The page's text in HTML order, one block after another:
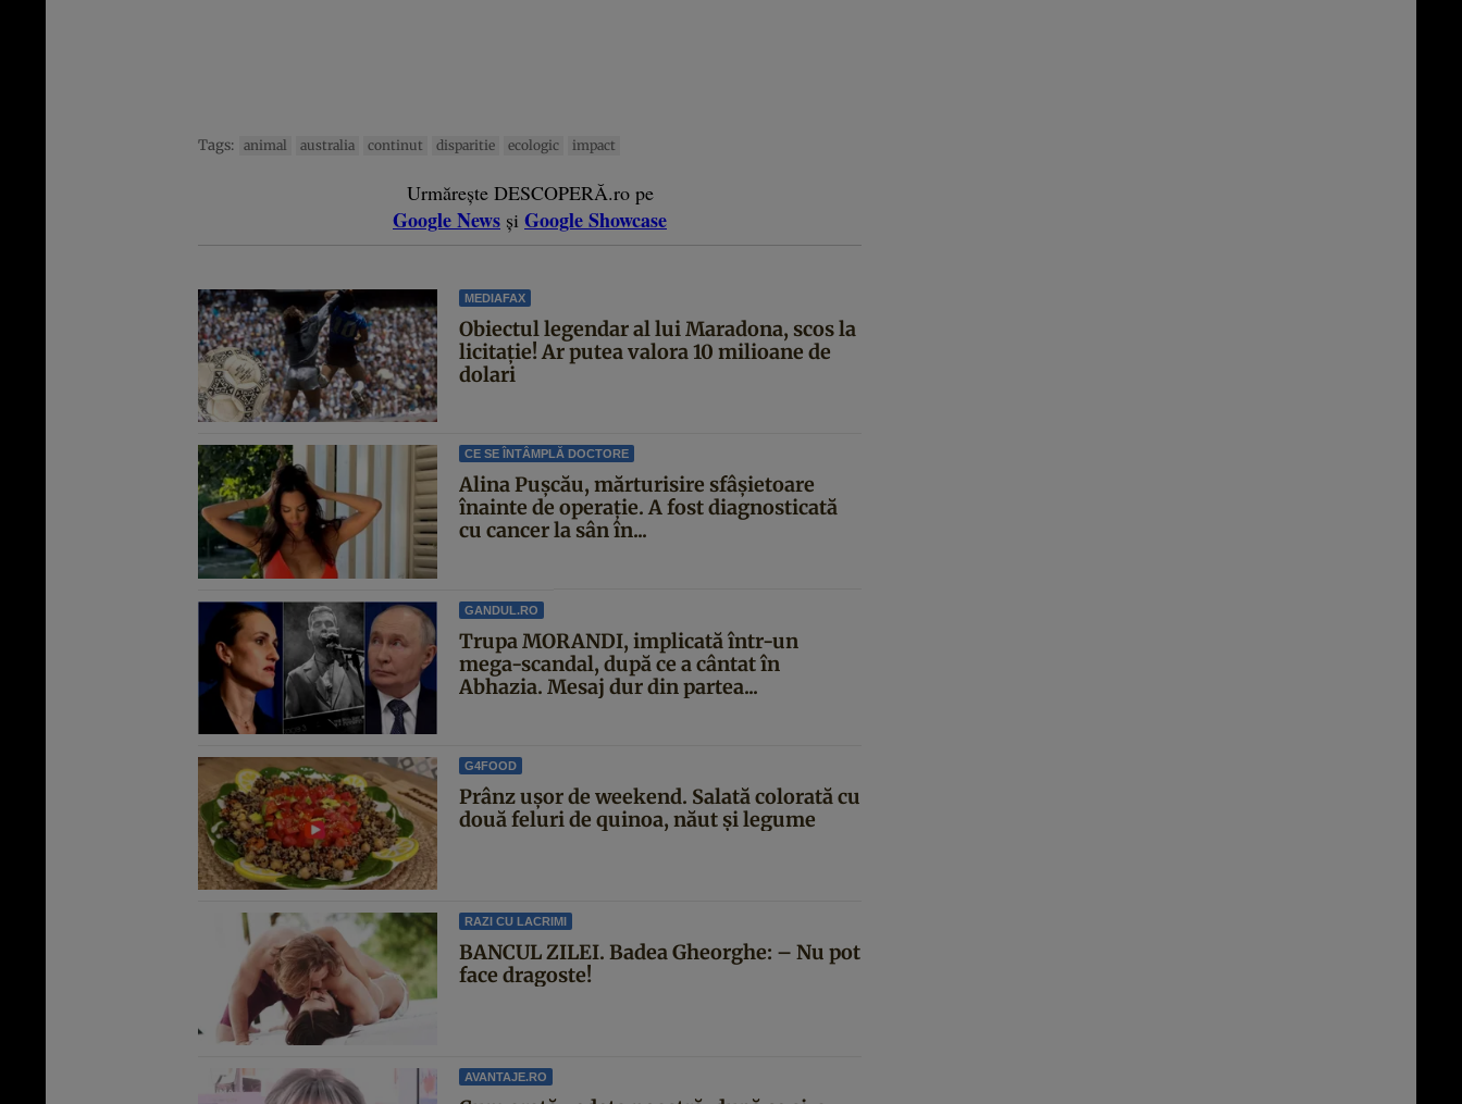
Tags: animal australia continut disparitie ecologic impact
Urmărește DESCOPERĂ.ro pe
Google News și Google Showcase
MEDIAFAX
Obiectul legendar al lui Maradona, scos la
licitație! Ar putea valora 10 milioane de
dolari
CE SE ÎNTÂMPLĂ DOCTORE
Alina Pușcău, mărturisire sfâșietoare
înainte de operație. A fost diagnosticată
cu cancer la sân în...
GANDUL.RO
Trupa MORANDI, implicată într-un
mega-scandal, după ce a cântat în
Abhazia. Mesaj dur din partea...
G4FOOD
Prânz ușor de weekend. Salată colorată cu
două feluri de quinoa, năut și legume
RAZI CU LACRIMI
BANCUL ZILEI. Badea Gheorghe: – Nu pot
face dragoste!
AVANTAJE.RO